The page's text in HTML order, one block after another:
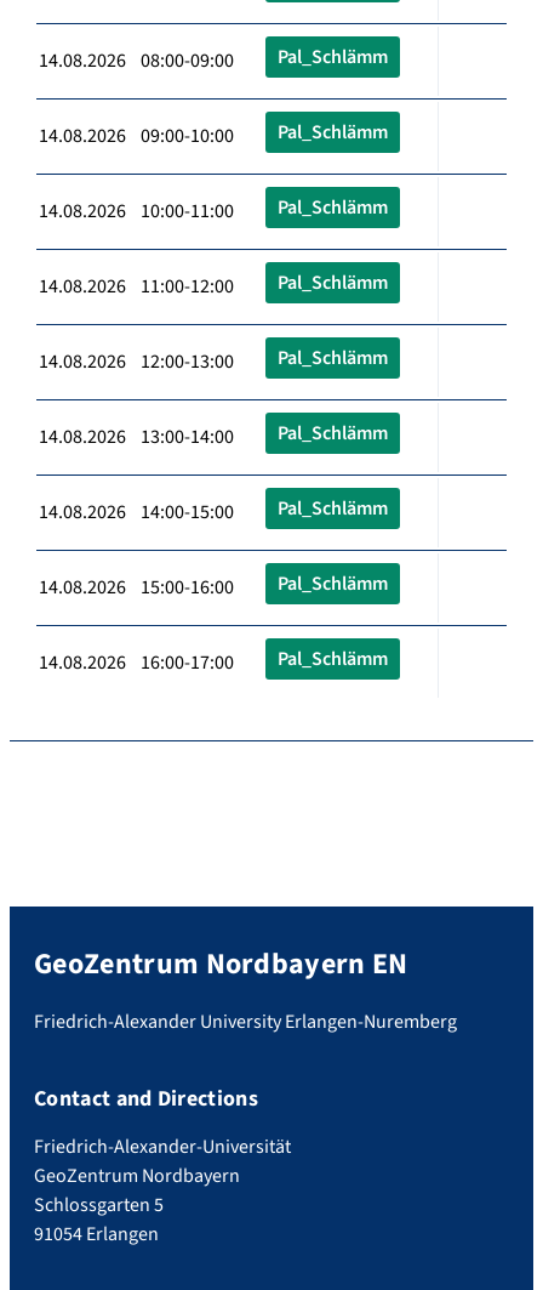
14.08.2026 08:00-09:00 Pal_Schlämm
14.08.2026 09:00-10:00 Pal_Schlämm
14.08.2026 10:00-11:00 Pal_Schlämm
14.08.2026 11:00-12:00 Pal_Schlämm
14.08.2026 12:00-13:00 Pal_Schlämm
14.08.2026 13:00-14:00 Pal_Schlämm
14.08.2026 14:00-15:00 Pal_Schlämm
14.08.2026 15:00-16:00 Pal_Schlämm
14.08.2026 16:00-17:00 Pal_Schlämm
GeoZentrum Nordbayern EN
Friedrich-Alexander University Erlangen-Nuremberg
Contact and Directions
Friedrich-Alexander-Universität
GeoZentrum Nordbayern
Schlossgarten 5
91054 Erlangen